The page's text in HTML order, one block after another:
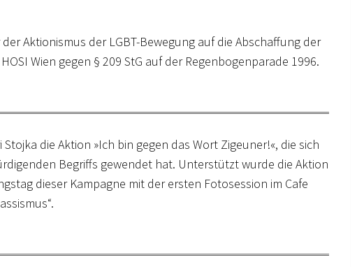
Aktionismus der LGBT-Bewegung auf die Abschaffung der
Wien gegen § 209 StG auf der Regenbogenparade 1996.
die Aktion »Ich bin gegen das Wort Zigeuner!«, die sich
Begriffs gewendet hat. Unterstützt wurde die Aktion
dieser Kampagne mit der ersten Fotosession im Cafe